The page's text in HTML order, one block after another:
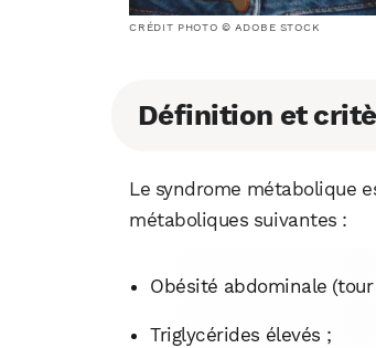
CRÉDIT PHOTO © ADOBE STOCK
Définition et
Le syndrome métabolique
métaboliques suivantes :
Obésité abdominale
Triglycérides élevés ;